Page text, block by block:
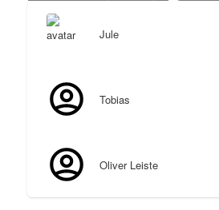
Jule
Tobias
Oliver Leiste